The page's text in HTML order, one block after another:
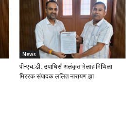
News
पी-एच.डी. उपाधिसँ अलंकृत भेलाह मिथिला
मिररक संपादक ललित नारायण झा